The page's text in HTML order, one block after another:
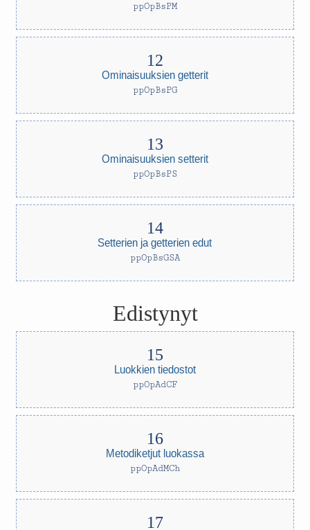
ppOpBsPM
Ominaisuuksien getterit
ppOpBsPG
Ominaisuuksien setterit
ppOpBsPS
Setterien ja getterien edut
ppOpBsGSA
Edistynyt
Luokkien tiedostot
ppOpAdCF
Metodiketjut luokassa
ppOpAdMCh